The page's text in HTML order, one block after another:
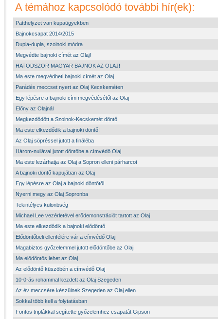
A témához kapcsolódó további hír(ek):
Patthelyzet van kupaügyekben
Bajnokcsapat 2014/2015
Dupla-dupla, szolnoki módra
Megvédte bajnoki címét az Olaj!
HATODSZOR MAGYAR BAJNOK AZ OLAJ!
Ma este megvédheti bajnoki címét az Olaj
Parádés meccset nyert az Olaj Kecskeméten
Egy lépésre a bajnoki cím megvédésétől az Olaj
Előny az Olajnál
Megkezdődött a Szolnok-Kecskemét döntő
Ma este elkezdődik a bajnoki döntő!
Az Olaj söpréssel jutott a fináléba
Három-nullával jutott döntőbe a címvédő Olaj
Ma este lezárhatja az Olaj a Sopron elleni párharcot
A bajnoki döntő kapujában az Olaj
Egy lépésre az Olaj a bajnoki döntőtől
Nyerni megy az Olaj Sopronba
Tekintélyes különbség
Michael Lee vezérletével erődemonstrációt tartott az Olaj
Ma este elkezdődik a bajnoki elődöntő
Elődöntőbeli ellenfélére vár a címvédő Olaj
Magabiztos győzelemmel jutott elődöntőbe az Olaj
Ma elődöntős lehet az Olaj
Az elődöntő küszöbén a címvédő Olaj
10-0-ás rohammal kezdett az Olaj Szegeden
Az év meccsére készülnek Szegeden az Olaj ellen
Sokkal több kell a folytatásban
Fontos triplákkal segítette győzelemhez csapatát Gipson